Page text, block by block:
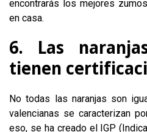
encontrarás los mejores
en casa.
6. Las
tienen
No todas las naranjas son
valencianas se caracterizan
eso, se ha creado el IGP